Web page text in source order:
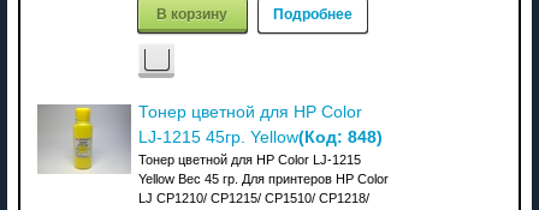
В корзину Подробнее
Тонер цветной для HP Color
LJ-1215 45гр. Yellow(Код: 848)
Тонер цветной для HP Color LJ-1215
Yellow Вес 45 гр. Для принтеров HP Color
LJ CP1210/ CP1215/ CP1510/ CP1218/